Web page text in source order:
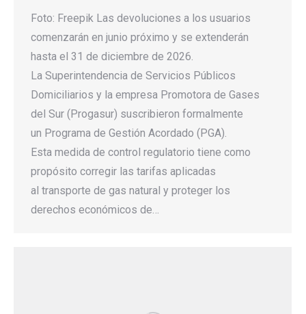
Foto: Freepik Las devoluciones a los usuarios
comenzarán en junio próximo y se extenderán
hasta el 31 de diciembre de 2026.
La Superintendencia de Servicios Públicos
Domiciliarios y la empresa Promotora de Gases
del Sur (Progasur) suscribieron formalmente
un Programa de Gestión Acordado (PGA).
Esta medida de control regulatorio tiene como
propósito corregir las tarifas aplicadas
al transporte de gas natural y proteger los
derechos económicos de…